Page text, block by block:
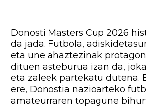
Donosti Masters Cup 2026
da jada. Futbola,
eta une ahaztezinak
dituen asteburua izan da,
eta zaleek partekatu dutena.
ere, Donostia nazioarteko
amateurraren topagune